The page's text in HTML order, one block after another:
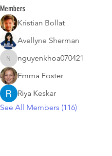
Members
Kristian Bollat
Avellyne Sherman
nguyenkhoa070421
nguyenkhoa070421
Emma Foster
Riya Keskar
See All Members (116)